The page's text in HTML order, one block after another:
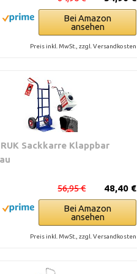
Bei Amazon
ansehen
Preis inkl. MwSt., zzgl. Versandkosten
Sackkarre Klappbar
48,40 €
56,95 €
Bei Amazon
ansehen
Preis inkl. MwSt., zzgl. Versandkosten